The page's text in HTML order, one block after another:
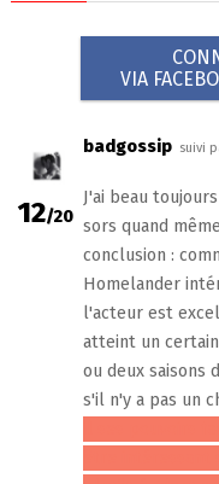
VIA
12/20
badgossip suivi
J'ai beau
sors quand
conclusion :
Homelander
l'acteur est
atteint un
ou deux saisons
s'il n'y a pas un